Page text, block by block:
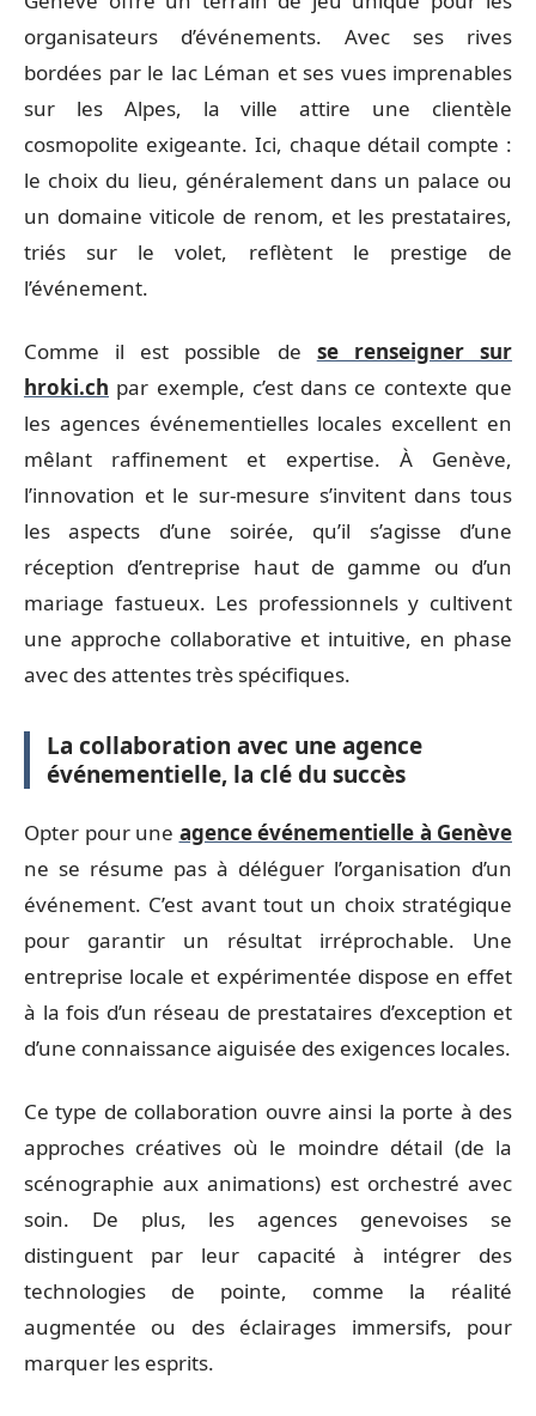
organisateurs d’événements. Avec ses rives
bordées par le lac Léman et ses vues imprenables
sur les Alpes, la ville attire une clientèle
cosmopolite exigeante. Ici, chaque détail compte :
le choix du lieu, généralement dans un palace ou
un domaine viticole de renom, et les prestataires,
triés sur le volet, reflètent le prestige de
l’événement.
Comme il est possible de se renseigner sur
hroki.ch par exemple, c’est dans ce contexte que
les agences événementielles locales excellent en
mêlant raffinement et expertise. À Genève,
l’innovation et le sur-mesure s’invitent dans tous
les aspects d’une soirée, qu’il s’agisse d’une
réception d’entreprise haut de gamme ou d’un
mariage fastueux. Les professionnels y cultivent
une approche collaborative et intuitive, en phase
avec des attentes très spécifiques.
La collaboration avec une agence
événementielle, la clé du succès
Opter pour une agence événementielle à Genève
ne se résume pas à déléguer l’organisation d’un
événement. C’est avant tout un choix stratégique
pour garantir un résultat irréprochable. Une
entreprise locale et expérimentée dispose en effet
à la fois d’un réseau de prestataires d’exception et
d’une connaissance aiguisée des exigences locales.
Ce type de collaboration ouvre ainsi la porte à des
approches créatives où le moindre détail (de la
scénographie aux animations) est orchestré avec
soin. De plus, les agences genevoises se
distinguent par leur capacité à intégrer des
technologies de pointe, comme la réalité
augmentée ou des éclairages immersifs, pour
marquer les esprits.